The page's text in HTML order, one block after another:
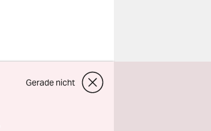
Gerade nicht